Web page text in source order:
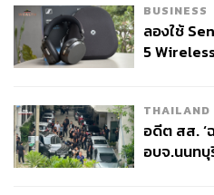
ว่ายน้ำ 400 เมตรหญิง: เคธี
ตมุส vs. ซัมเมอร์ แมคอินทอช
ราชินีสระ เคธี เลเดกกี เจ้าขอ
มีงานใหญ่รออยู่ในปารีส 2024
มาแค่คนเดียว แต่มาถึง 2 คนที่เ
BUSINESS
ลองใช้
5
THAILAND
อดีต สส. ‘
อบจ.นนทบุ